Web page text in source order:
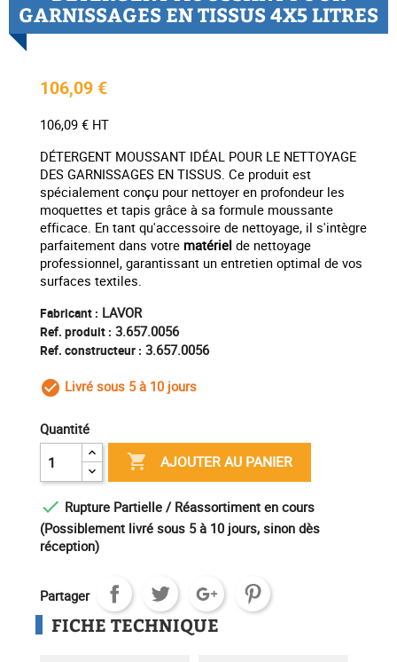
GARNISSAGES EN TISSUS 4X5 LITRES
106,09 €
106,09 € HT
DÉTERGENT MOUSSANT IDÉAL POUR LE NETTOYAGE
DES GARNISSAGES EN TISSUS. Ce produit est
spécialement conçu pour nettoyer en profondeur les
moquettes et tapis grâce à sa formule moussante
efficace. En tant qu'accessoire de nettoyage, il s'intègre
parfaitement dans votre matériel de nettoyage
professionnel, garantissant un entretien optimal de vos
surfaces textiles.
Fabricant : LAVOR
Ref. produit : 3.657.0056
Ref. constructeur : 3.657.0056
check_circle_outline
Livré sous 5 à 10 jours
Quantité
 AJOUTER AU PANIER
 Rupture Partielle / Réassortiment en cours
(Possiblement livré sous 5 à 10 jours, sinon dès
réception)
Partager
FICHE TECHNIQUE